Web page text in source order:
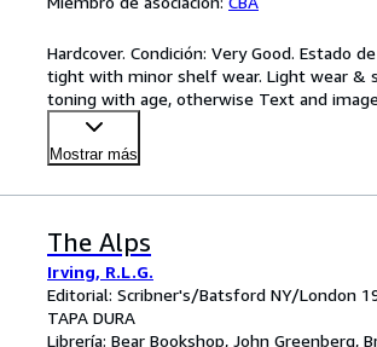
Hardcover. Condición: Very Good. Estado
tight with minor shelf wear. Light wear &
toning with age, otherwise Text and
Mostrar más
The Alps
Irving, R.L.G.
Editorial: Scribner's/Batsford NY/London
TAPA DURA
Librería: Bear Bookshop, John Greenberg,